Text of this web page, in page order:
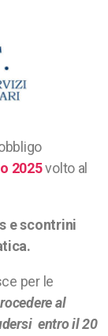
2025volto al
e scontrini
per le
al
entro il20